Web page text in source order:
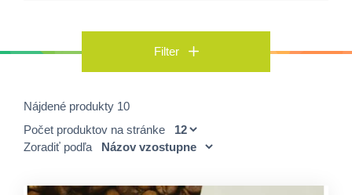
Filter
Nájdené produkty 10
Počet produktov na stránke
Zoradiť podľa